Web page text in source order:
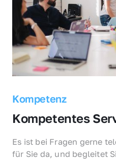
Kompetenz
Kompetentes
Es ist bei Fragen gerne
für Sie da, und begleitet